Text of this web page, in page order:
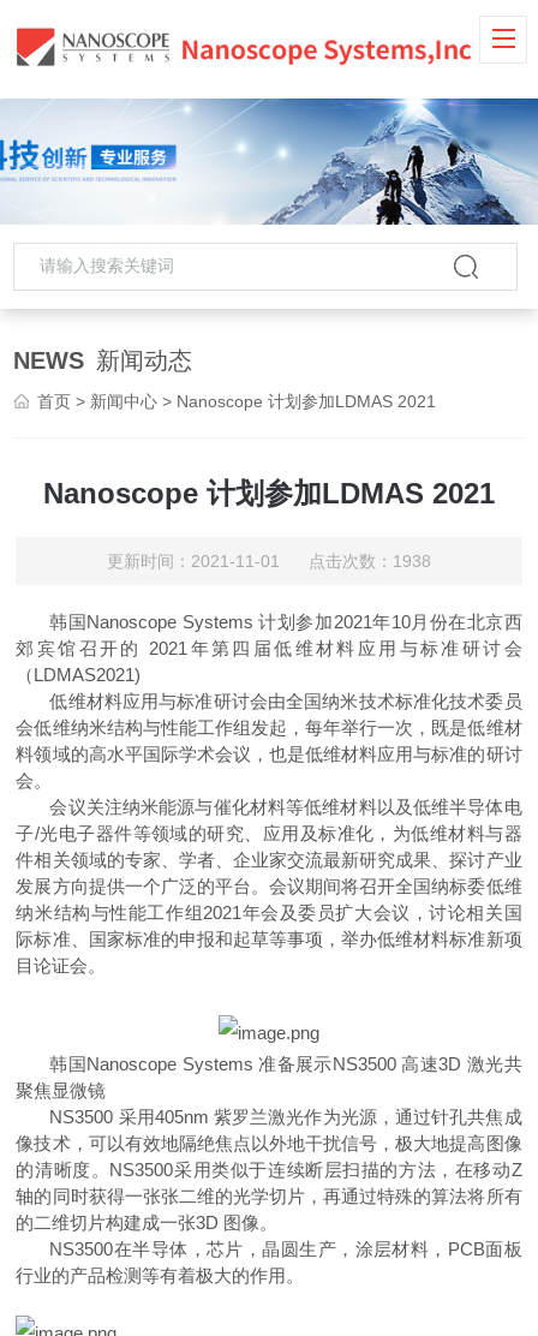
NEWS 新闻动态
首页 > 新闻中心 > Nanoscope 计划参加LDMAS 2021
Nanoscope 计划参加LDMAS 2021
更新时间：2021-11-01 点击次数：1938
韩国Nanoscope Systems计划参加2021年10月份在北京西
郊宾馆召开的 2021 年第四届低维材料应用与标准研讨会
（LDMAS2021)
低维材料应用与标准研讨会由全国纳米技术标准化技术委员
会低维纳米结构与性能工作组发起，每年举行一次，既是低维材
料领域的高水平国际学术会议，也是低维材料应用与标准的研讨
会。
会议关注纳米能源与催化材料等低维材料以及低维半导体电
子/光电子器件等领域的研究、应用及标准化，为低维材料与器
件相关领域的专家、学者、企业家交流最新研究成果、探讨产业
发展方向提供一个广泛的平台。会议期间将召开全国纳标委低维
纳米结构与性能工作组2021年会及委员扩大会议，讨论相关国
际标准、国家标准的申报和起草等事项，举办低维材料标准新项
目论证会。
韩国Nanoscope Systems准备展示NS3500高速3D 激光共
聚焦显微镜
NS3500 采用405nm 紫罗兰激光作为光源，通过针孔共焦成
像技术，可以有效地隔绝焦点以外地干扰信号，极大地提高图像
的清晰度。 NS3500采用类似于连续断层扫描的方法，在移动Z
轴的同时获得一张张二维的光学切片，再通过特殊的算法将所有
的二维切片构建成一张3D 图像。
NS3500在半导体，芯片，晶圆生产，涂层材料， PCB面板
行业的产品检测等有着极大的作用。